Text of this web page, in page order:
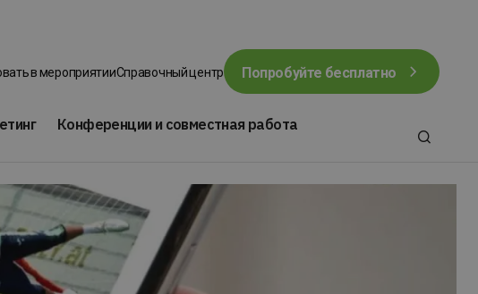
в мероприятииСправочный центр Попробуйте бесплатно
Конференции и совместная работа